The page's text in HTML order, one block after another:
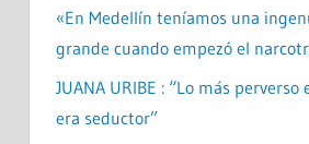
«En Medellín teníamos una
grande cuando empezó el
JUANA URIBE : “Lo más perverso
era seductor”